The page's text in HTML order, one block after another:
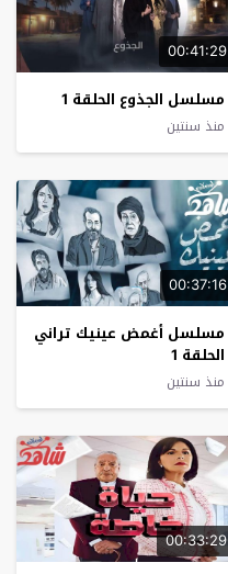
00:41:29
مسلسل الجذوع الحلقة 1
منذ سنتين
00:37:16
مسلسل أغمض عينيك تراني
الحلقة 1
منذ سنتين
00:33:29